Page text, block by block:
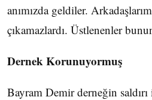
anımızda geldiler.
çıkamazlardı. Üstlenenler
Dernek Korunuyormuş
Bayram Demir derneğin